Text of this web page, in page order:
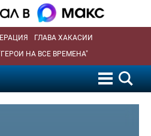
ГЛАВА ХАКАСИИ
НА ВСЕ ВРЕМЕНА"